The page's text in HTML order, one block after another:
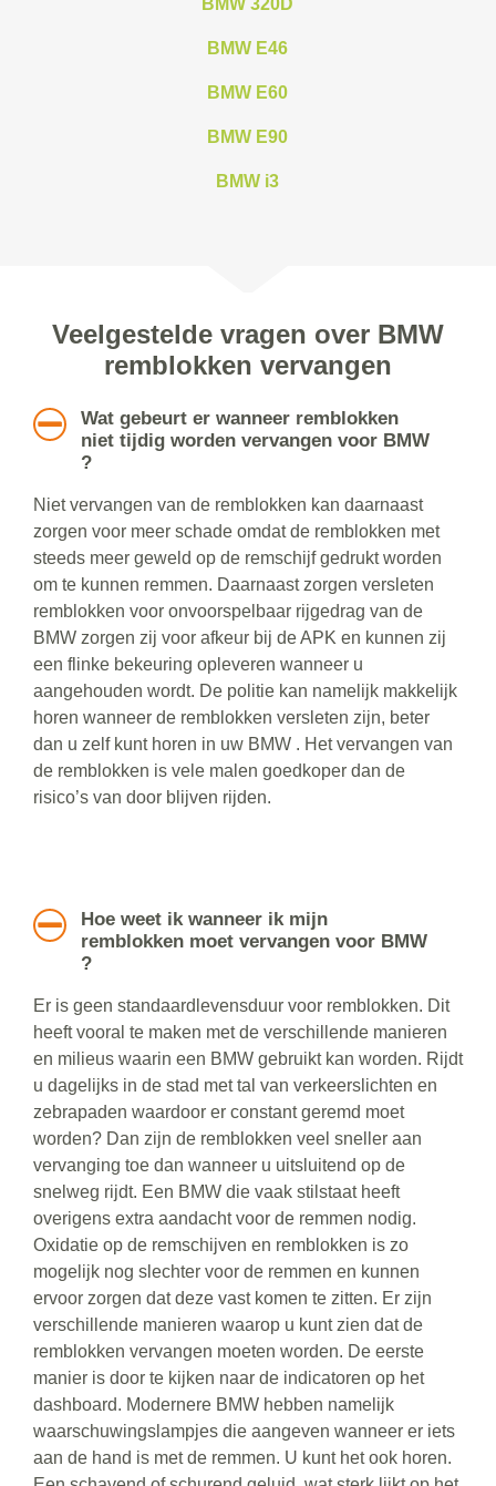
BMW 320D
BMW E46
BMW E60
BMW E90
BMW i3
Veelgestelde vragen over BMW
remblokken vervangen
Wat gebeurt er wanneer remblokken
niet tijdig worden vervangen voor BMW
?
Niet vervangen van de remblokken kan daarnaast
zorgen voor meer schade omdat de remblokken met
steeds meer geweld op de remschijf gedrukt worden
om te kunnen remmen. Daarnaast zorgen versleten
remblokken voor onvoorspelbaar rijgedrag van de
BMW zorgen zij voor afkeur bij de APK en kunnen zij
een flinke bekeuring opleveren wanneer u
aangehouden wordt. De politie kan namelijk makkelijk
horen wanneer de remblokken versleten zijn, beter
dan u zelf kunt horen in uw BMW . Het vervangen van
de remblokken is vele malen goedkoper dan de
risico’s van door blijven rijden.
Hoe weet ik wanneer ik mijn
remblokken moet vervangen voor BMW
?
Er is geen standaardlevensduur voor remblokken. Dit
heeft vooral te maken met de verschillende manieren
en milieus waarin een BMW gebruikt kan worden. Rijdt
u dagelijks in de stad met tal van verkeerslichten en
zebrapaden waardoor er constant geremd moet
worden? Dan zijn de remblokken veel sneller aan
vervanging toe dan wanneer u uitsluitend op de
snelweg rijdt. Een BMW die vaak stilstaat heeft
overigens extra aandacht voor de remmen nodig.
Oxidatie op de remschijven en remblokken is zo
mogelijk nog slechter voor de remmen en kunnen
ervoor zorgen dat deze vast komen te zitten. Er zijn
verschillende manieren waarop u kunt zien dat de
remblokken vervangen moeten worden. De eerste
manier is door te kijken naar de indicatoren op het
dashboard. Modernere BMW hebben namelijk
waarschuwingslampjes die aangeven wanneer er iets
aan de hand is met de remmen. U kunt het ook horen.